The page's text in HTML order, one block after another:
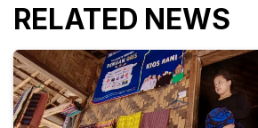
RELATED NEWS